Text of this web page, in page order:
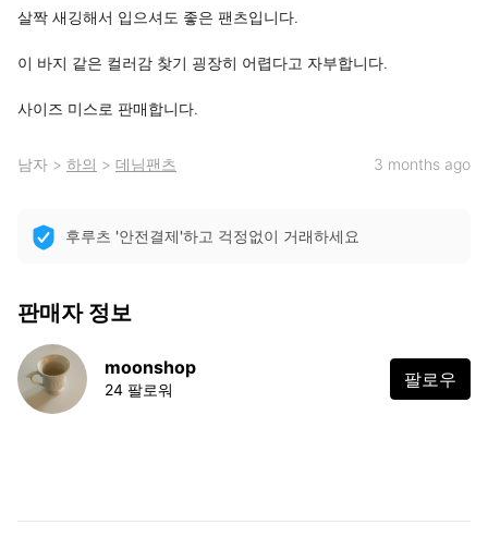
살짝 새깅해서 입으셔도 좋은 팬츠입니다.
이 바지 같은 컬러감 찾기 굉장히 어렵다고 자부합니다.
사이즈 미스로 판매합니다.
남자 > 하의 > 데님팬츠 3 months ago
후루츠 '안전결제'하고 걱정없이 거래하세요
판매자 정보
moonshop
24 팔로워 팔로우